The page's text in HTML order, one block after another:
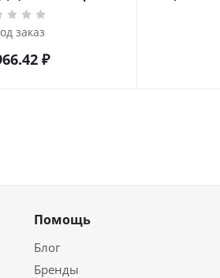
заказ
₽
Помощь
Блог
Бренды